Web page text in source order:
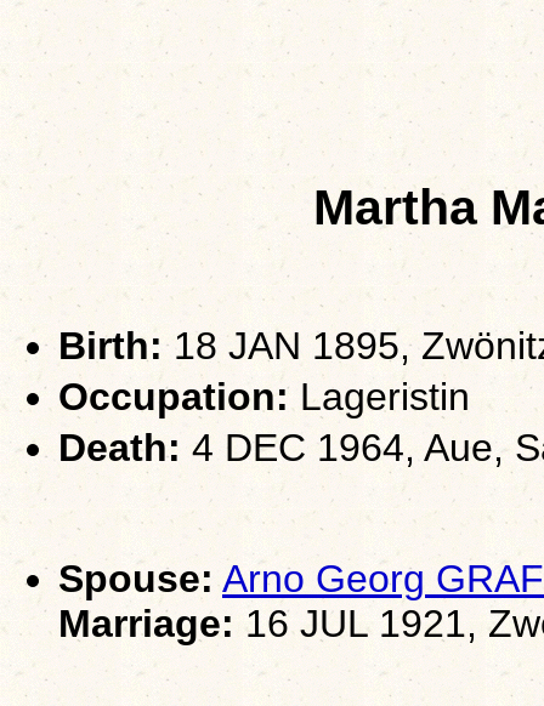
Martha
Birth:18 JAN 1895,
Occupation:Lageristin
Death: 4 DEC 1964, Aue,
Spouse: Arno Georg GRAF
Marriage: 16 JUL 1921,